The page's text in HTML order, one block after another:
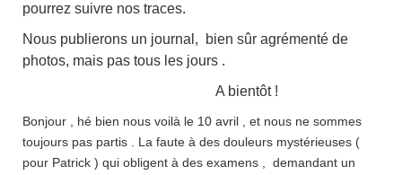
pourrez suivre nos traces.
Nous publierons un journal, bien sûr agrémenté de
photos, mais pas tous les jours .
A bientôt !
Bonjour , hé bien nous voilà le 10 avril , et nous ne sommes
toujours pas partis . La faute à des douleurs mystérieuses (
pour Patrick ) qui obligent à des examens , demandant un